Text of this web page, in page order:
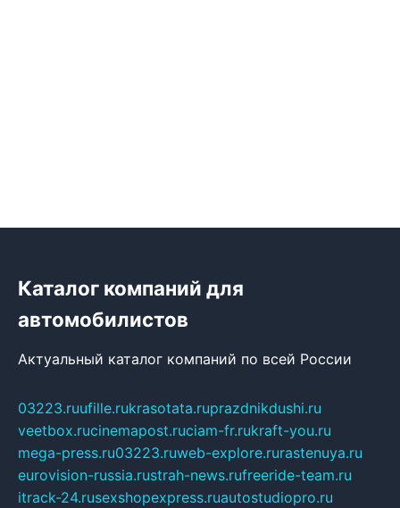
Каталог компаний для
автомобилистов
Актуальный каталог компаний по всей России
03223.ruufille.rukrasotata.ruprazdnikdushi.ru
veetbox.rucinemapost.ruciam-fr.rukraft-you.ru
mega-press.ru03223.ruweb-explore.rurastenuya.ru
eurovision-russia.rustrah-news.rufreeride-team.ru
itrack-24.rusexshopexpress.ruautostudiopro.ru